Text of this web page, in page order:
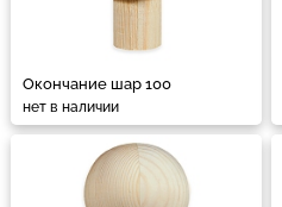
Окончание шар 100
нет в наличии